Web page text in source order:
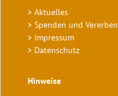
>Aktuelles
> Spenden und Vererben
> Impressum
> Datenschutz
Hinweise